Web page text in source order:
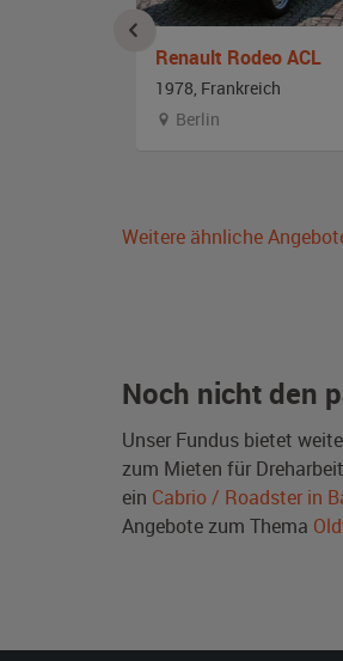
Renault Rodeo ACL
1978, Frankreich
Berlin
Weitere ähnliche
Noch nicht den
Unser Fundus bietet
zum Mieten für
ein Cabrio / Roadster in
Angebote zum Thema